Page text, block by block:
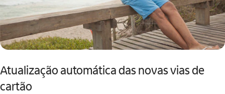
Atualização automática das novas vias de
cartão